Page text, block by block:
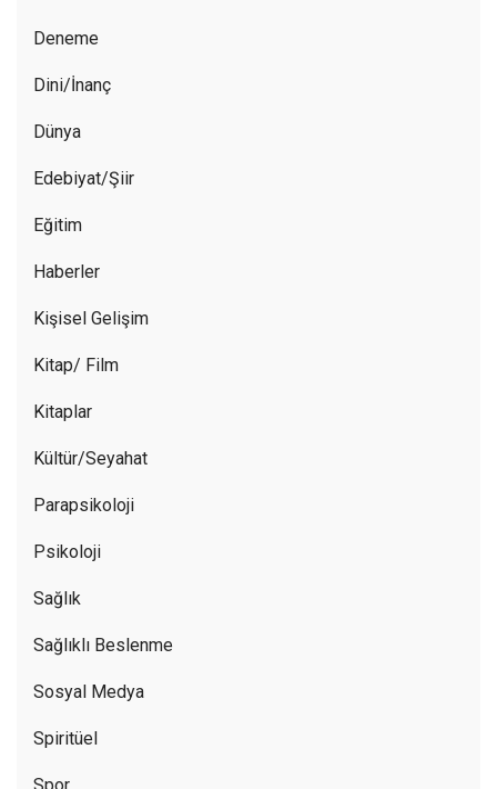
Deneme
Dini/İnanç
Dünya
Edebiyat/Şiir
Eğitim
Haberler
Kişisel Gelişim
Kitap/ Film
Kitaplar
Kültür/Seyahat
Parapsikoloji
Psikoloji
Sağlık
Sağlıklı Beslenme
Sosyal Medya
Spiritüel